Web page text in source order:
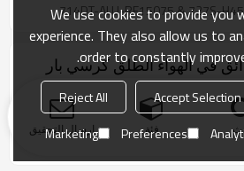
في الهواء الطلق كرسي بار
كرسي بذراعين للترفيه عتيق
عتيق للاستخدام في الحديقة ،
بار وقت الفراغ.فئة ارسال التحقيق
We use cookies to provide you
experience. They also allow us to
order to constantly
Accept Selection
Reject All
Preferences
Marketing